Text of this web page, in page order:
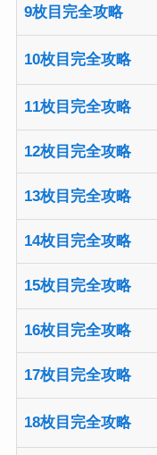
9枚目完全攻略
10枚目完全攻略
11枚目完全攻略
12枚目完全攻略
13枚目完全攻略
14枚目完全攻略
15枚目完全攻略
16枚目完全攻略
17枚目完全攻略
18枚目完全攻略